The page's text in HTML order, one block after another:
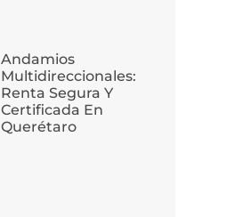
Andamios
Multidireccionales:
Renta Segura Y
Certificada En
Querétaro